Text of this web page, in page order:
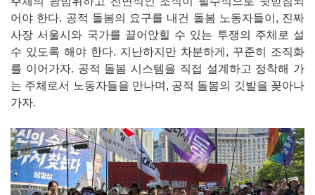
어야 한다. 공적 돌봄의 요구를 내건 돌봄 노동자들이, 진짜
사장 서울시와 국가를 끌어앉힐 수 있는 투쟁의 주체로 설
수 있도록 해야 한다. 지난하지만 차분하게, 꾸준히 조직화
를 이어가자. 공적 돌봄 시스템을 직접 설계하고 정착해 가
는 주체로서 노동자들을 만나며, 공적 돌봄의 깃발을 꽂아나
가자.